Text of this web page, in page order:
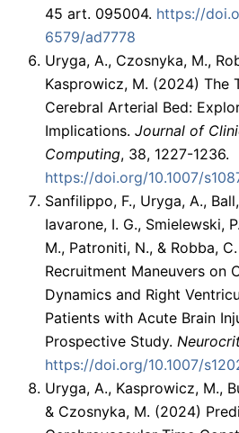
45 art. 095004. https://
6579/ad7778
Uryga, A., Czosnyka, M.,
Kasprowicz, M. (2024) The
Cerebral Arterial Bed:
Implications. Journal of
Computing, 38, 1227-1236.
https://doi.org/10.1007/
Sanfilippo, F., Uryga, A.,
Iavarone, I. G., Smielewski,
M., Patroniti, N., & Robba,
Recruitment Maneuvers on
Dynamics and Right
Patients with Acute Brain
Prospective Study.
https://doi.org/10.1007/
Uryga, A., Kasprowicz, M.,
& Czosnyka, M. (2024)